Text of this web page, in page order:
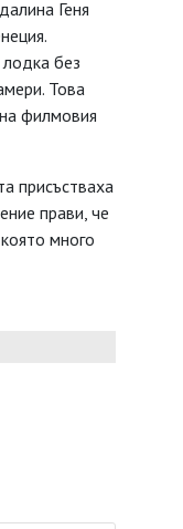
Геня
без
Това
филмовия
присъстваха
прави, че
много